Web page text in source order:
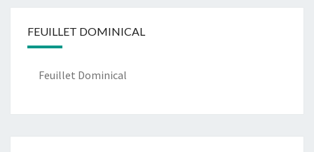
FEUILLET DOMINICAL
Feuillet Dominical